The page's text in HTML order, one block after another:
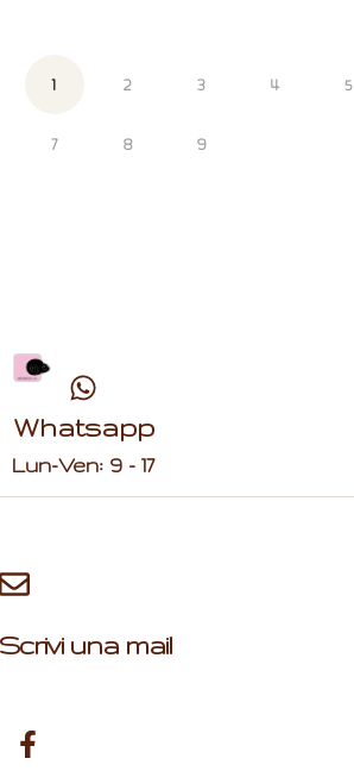
1 2 3 4 5
7 8 9
Whatsapp
Lun-Ven: 9 - 17
Scrivi una mail